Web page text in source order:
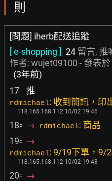
則
[問題] iherb配送追蹤
[ e-shopping ] 24 留言, 推
作者: wujet09100 - 發表於
(3年前)
17F 推
rdmichael: 收到簡訊，印
118.165.168.112 10/02 19:46
18F → rdmichael: 商品
19F →
rdmichael: 9/19下單，9/
118.165.168.112 10/02 19:48
20F →